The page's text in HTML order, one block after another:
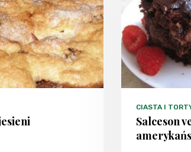
CIASTA I
Salceson